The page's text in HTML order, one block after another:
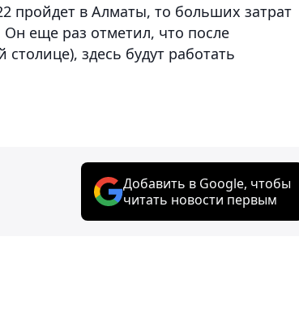
пройдет в Алматы, то больших затрат
Он еще раз отметил, что после
здесь будут работать
Добавить в Google, чтобы
читать новости первым